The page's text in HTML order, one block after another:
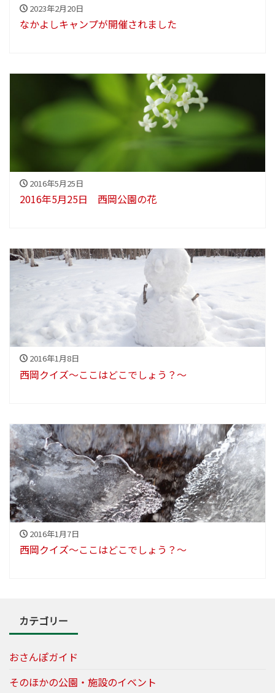
2023年2月20日
なかよしキャンプが開催されました
2016年5月25日
2016年5月25日 西岡公園の花
2016年1月8日
西岡クイズ～ここはどこでしょう？～
2016年1月7日
西岡クイズ～ここはどこでしょう？～
カテゴリー
おさんぽガイド
そのほかの公園・施設のイベント